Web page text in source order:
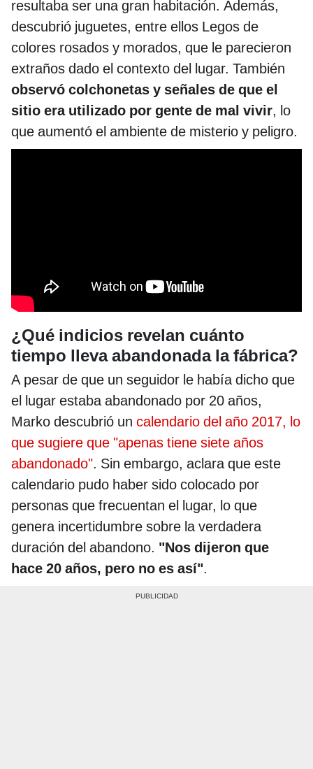
resultaba ser una gran habitación. Además,
descubrió juguetes, entre ellos Legos de
colores rosados y morados, que le parecieron
extraños dado el contexto del lugar. También
observó colchonetas y señales de que el
sitio era utilizado por gente de mal vivir, lo
que aumentó el ambiente de misterio y peligro.
¿Qué indicios revelan cuánto
tiempo lleva abandonada la fábrica?
A pesar de que un seguidor le había dicho que
el lugar estaba abandonado por 20 años,
Marko descubrió un calendario del año 2017, lo
que sugiere que "apenas tiene siete años
abandonado". Sin embargo, aclara que este
calendario pudo haber sido colocado por
personas que frecuentan el lugar, lo que
genera incertidumbre sobre la verdadera
duración del abandono. "Nos dijeron que
hace 20 años, pero no es así".